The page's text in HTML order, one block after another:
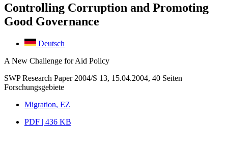
Controlling Corruption and Promoting
Good Governance
Deutsch
A New Challenge for Aid Policy
SWP Research Paper 2004/S 13, 15.04.2004, 40 Seiten
Forschungsgebiete
Migration, EZ
PDF | 436 KB